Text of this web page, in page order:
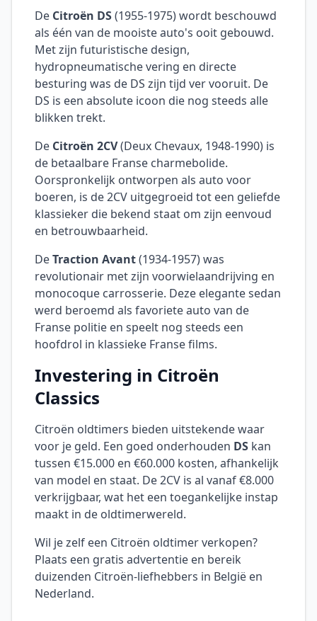
De Citroën DS(1955-1975) wordt beschouwd
als één van de mooiste auto's ooit gebouwd.
Met zijn futuristische design,
hydropneumatische vering en directe
besturing was de DS zijn tijd ver vooruit. De
DS is een absolute icoon die nog steeds alle
blikken trekt.
De Citroën 2CV(Deux Chevaux, 1948-1990) is
de betaalbare Franse charmebolide.
Oorspronkelijk ontworpen als auto voor
boeren, is de 2CV uitgegroeid tot een geliefde
klassieker die bekend staat om zijn eenvoud
en betrouwbaarheid.
DeTraction Avant(1934-1957) was
revolutionair met zijn voorwielaandrijving en
monocoque carrosserie. Deze elegante sedan
werd beroemd als favoriete auto van de
Franse politie en speelt nog steeds een
hoofdrol in klassieke Franse films.
Investering in Citroën
Classics
Citroën oldtimers bieden uitstekende waar
voor je geld. Een goed onderhouden DS kan
tussen €15.000 en €60.000 kosten, afhankelijk
van model en staat. De 2CV is al vanaf €8.000
verkrijgbaar, wat het een toegankelijke instap
maakt in de oldtimerwereld.
Wil je zelf een Citroën oldtimer verkopen?
Plaats een gratis advertentie en bereik
duizenden Citroën-liefhebbers in België en
Nederland.